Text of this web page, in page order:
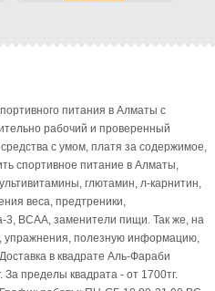
питания в Алматы с
рабочий и проверенный
с умом, платя за содержимое,
спортивное питание в Алматы,
глютамин, л-карнитин,
веса, предтреники,
3, BCAA, заменители пищи. Так же, на
упражнения, полезную информацию,
в квадрате Аль-Фараби
пределы квадрата - от 1700тг.